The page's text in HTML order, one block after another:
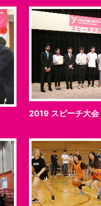
2019 スピーチ大会